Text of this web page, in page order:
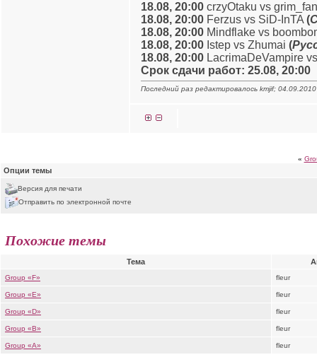
18.08, 20:00 crzyOtaku vs
18.08, 20:00 Ferzus vs SiD-InTA (
18.08, 20:00 Mindflake vs
18.08, 20:00 Istep vs Zhumai (
18.08, 20:00 LacrimaDeVampire
Срок сдачи работ: 25.08, 20:00
Последний раз редактировалось kmjif;
«
Опции темы
Версия для печати
Отправить по электронной почте
Похожие темы
Тема
Group «F» fleur
Group «E» fleur
Group «D» fleur
Group «B» fleur
Group «A» fleur